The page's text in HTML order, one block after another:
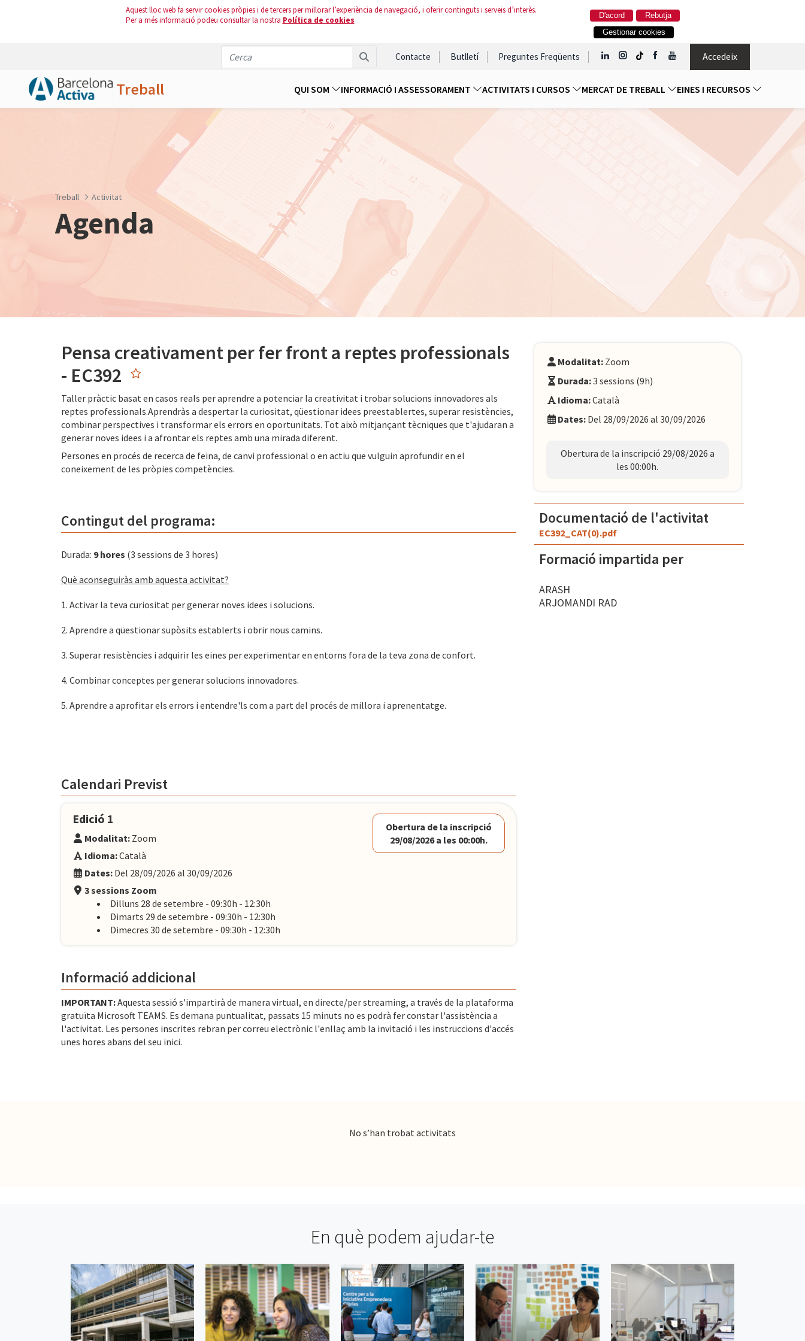
Aquest lloc web fa servir cookies pròpies i de tercers per millorar l’experiència de navegació, i oferir continguts i serveis d’interès.
Per a més informació podeu consultar la nostra Política de cookies Rebutja
D'acord
Gestionar cookies
Contacte Butlletí Preguntes Freqüents Accedeix
Treball QUI SOM INFORMACIÓ I ASSESSORAMENT ACTIVITATS I CURSOS MERCAT DE TREBALL EINES I RECURSOS
Treball Activitat
Agenda
Pensa creativament per fer front a reptes professionals
- EC392
Taller pràctic basat en casos reals per aprendre a potenciar la creativitat i trobar solucions innovadores als
reptes professionals.Aprendràs a despertar la curiositat, qüestionar idees preestablertes, superar resistències,
combinar perspectives i transformar els errors en oportunitats. Tot això mitjançant tècniques que t'ajudaran a
generar noves idees i a afrontar els reptes amb una mirada diferent.
Persones en procés de recerca de feina, de canvi professional o en actiu que vulguin aprofundir en el
coneixement de les pròpies competències.
Contingut del programa:
Durada: 9 hores (3 sessions de 3 hores)
Què aconseguiràs amb aquesta activitat?
1. Activar la teva curiositat per generar noves idees i solucions.
2. Aprendre a qüestionar supòsits establerts i obrir nous camins.
3. Superar resistències i adquirir les eines per experimentar en entorns fora de la teva zona de confort.
4. Combinar conceptes per generar solucions innovadores.
5. Aprendre a aprofitar els errors i entendre'ls com a part del procés de millora i aprenentatge.
Calendari Previst
Edició 1
Modalitat: Zoom
Idioma:Català
Dates: Del 28/09/2026 al 30/09/2026
3 sessions Zoom
Dilluns 28 de setembre - 09:30h - 12:30h
Dimarts 29 de setembre - 09:30h - 12:30h
Dimecres 30 de setembre - 09:30h - 12:30h
Obertura de la inscripció
29/08/2026 a les 00:00h.
Informació addicional
IMPORTANT:Aquesta sessió s'impartirà de manera virtual, en directe/per streaming, a través de la plataforma
gratuïta Microsoft TEAMS. Es demana puntualitat, passats 15 minuts no es podrà fer constar l'assistència a
l'activitat. Les persones inscrites rebran per correu electrònic l'enllaç amb la invitació i les instruccions d'accés
unes hores abans del seu inici.
Modalitat: Zoom
Durada:3 sessions (9h)
Idioma:Català
Dates: Del 28/09/2026 al 30/09/2026
Obertura de la inscripció 29/08/2026 a
les 00:00h.
Documentació de l'activitat
EC392_CAT(0).pdf
Formació impartida per
ARASH
ARJOMANDI RAD
No s’han trobat activitats
En què podem ajudar-te